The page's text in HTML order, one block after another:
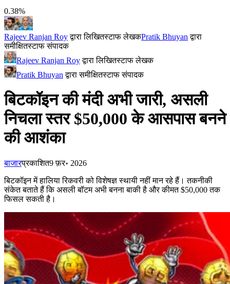
0.38%
Rajeev Ranjan Royद्वारा लिखितस्टाफ लेखकPratik Bhuyan द्वारा
समीक्षितस्टाफ संपादक
Rajeev Ranjan Royद्वारा लिखितस्टाफ लेखक
Pratik Bhuyan द्वारा समीक्षितस्टाफ संपादक
बिटकॉइन की मंदी अभी जारी, असली
निचला स्तर $50,000 के आसपास बनने
की आशंका
बाजारप्रकाशित9 फ़र॰ 2026
बिटकॉइन में हालिया रिकवरी को विशेषज्ञ स्थायी नहीं मान रहे हैं। तकनीकी
संकेत बताते हैं कि असली बॉटम अभी बनना बाकी है और कीमत $50,000 तक
फिसल सकती है।